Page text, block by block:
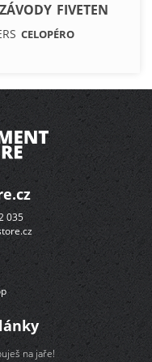
ZÁVODY FIVETEN
CELOPÉRO
035
na jaře!